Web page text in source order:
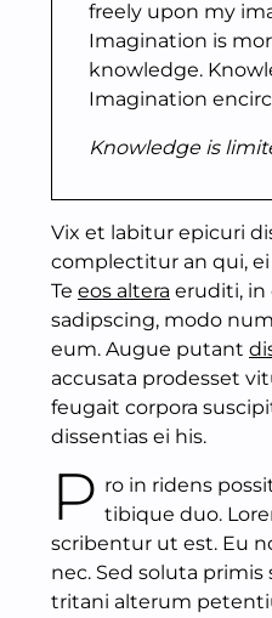
freely upon my
Imagination is
knowledge.
Imagination
Knowledge is
Vix et labitur epicuri
complectitur an qui,
Te eos altera eruditi, in
sadipscing, modo
eum. Augue putant
accusata prodesset
feugait corpora
dissentias ei his.
P ro in ridens
tibique duo.
scribentur ut est. Eu
nec. Sed soluta primis
tritani alterum